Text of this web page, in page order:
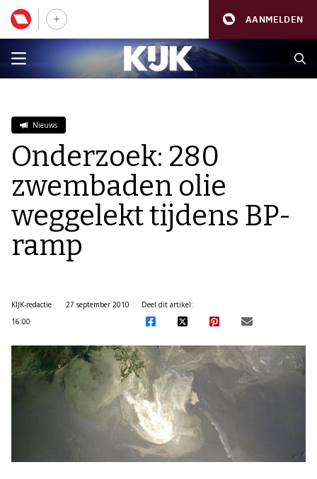
AANMELDEN
Nieuws
Onderzoek: 280
zwembaden olie
weggelekt tijdens BP-
ramp
KIJK-redactie
27 september 2010
16:00
Deel dit artikel: